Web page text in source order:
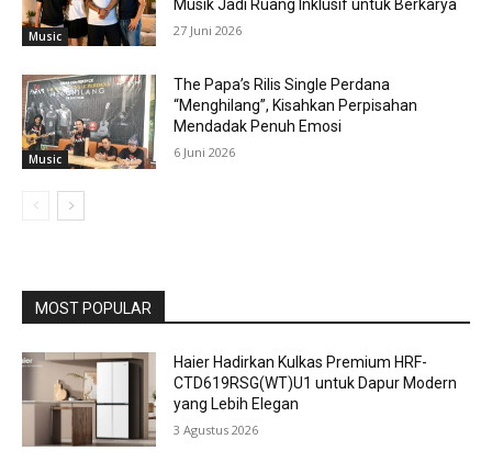
Music
Musik Jadi Ruang Inklusif untuk Berkarya
27 Juni 2026
Music
The Papa’s Rilis Single Perdana
“Menghilang”, Kisahkan Perpisahan
Mendadak Penuh Emosi
6 Juni 2026
MOST POPULAR
Haier Hadirkan Kulkas Premium HRF-
CTD619RSG(WT)U1 untuk Dapur Modern
yang Lebih Elegan
3 Agustus 2026